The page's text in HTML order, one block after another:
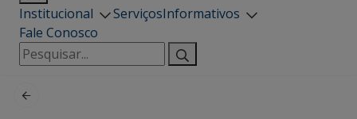
Institucional ServiçosInformativos
Fale Conosco
Pesquisar
por: